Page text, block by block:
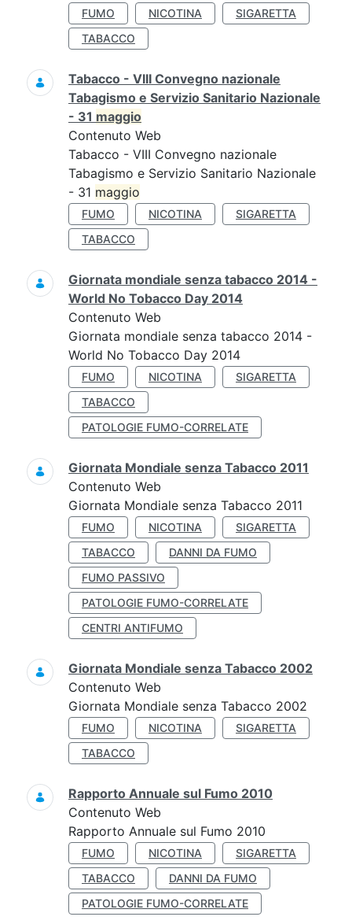
FUMO NICOTINA
SIGARETTA
TABACCO
Tabacco - VIII Convegno nazionale
Tabagismo e Servizio Sanitario Nazionale
- 31 maggio
Contenuto Web
Tabacco - VIII Convegno nazionale
Tabagismo e Servizio Sanitario Nazionale
- 31 maggio
FUMO NICOTINA
SIGARETTA
TABACCO
Giornata mondiale senza tabacco 2014 -
World No Tobacco Day 2014
Contenuto Web
Giornata mondiale senza tabacco 2014 -
World No Tobacco Day 2014
FUMO NICOTINA
SIGARETTA
TABACCO
PATOLOGIE FUMO-CORRELATE
Giornata Mondiale senza Tabacco 2011
Contenuto Web
Giornata Mondiale senza Tabacco 2011
FUMO NICOTINA
SIGARETTA
TABACCO
DANNI DA FUMO
FUMO PASSIVO
PATOLOGIE FUMO-CORRELATE
CENTRI ANTIFUMO
Giornata Mondiale senza Tabacco 2002
Contenuto Web
Giornata Mondiale senza Tabacco 2002
FUMO NICOTINA
SIGARETTA
TABACCO
Rapporto Annuale sul Fumo 2010
Contenuto Web
Rapporto Annuale sul Fumo 2010
FUMO NICOTINA
SIGARETTA
TABACCO
DANNI DA FUMO
PATOLOGIE FUMO-CORRELATE